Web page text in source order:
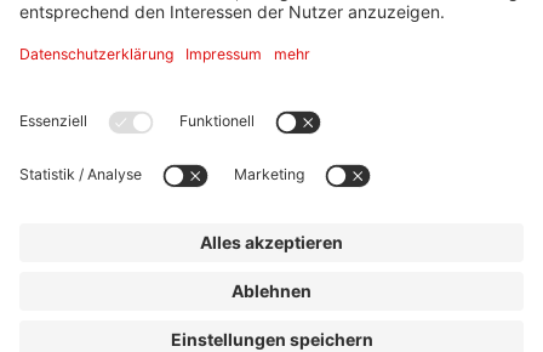
Informationen von Ihrem Gastgeber
Adresse
Eschersheimer Landstr. 204